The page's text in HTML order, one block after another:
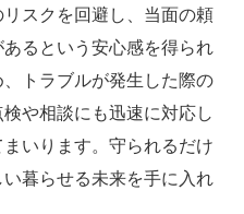
スクを回避し、当面の頼
るという安心感を得られ
トラブルが発生した際の
や相談にも迅速に対応し
いります。守られるだけ
暮らせる未来を手に入れ